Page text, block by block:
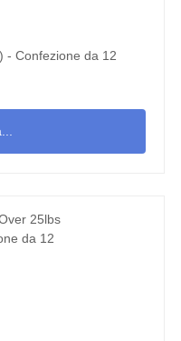
- Confezione da 12